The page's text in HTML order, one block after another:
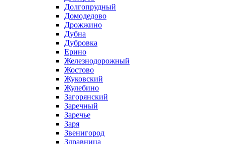
Долгопрудный
Домодедово
Дрожжино
Дубна
Дубровка
Ерино
Железнодорожный
Жостово
Жуковский
Жулебино
Загорянский
Заречный
Заречье
Заря
Звенигород
Здравница